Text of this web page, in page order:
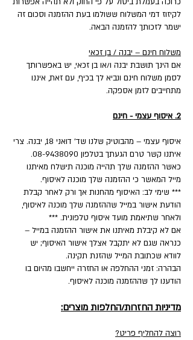
לקיזוז דמי המשלוח ששולמו בעת ההזמנה וסכום זה
ישמר לזכותך להזמנה הבאה.
משלוח חינם – יבנה / בן זכאי
אם הינך תושבת יבנה ו/או בן זכאי, יש באפשרותך
לסמן משלוח חינם ונביא לך בכיף, עם זאת, איננו
מתחייבים לזמן אספקה.
2. איסוף עצמי - חינם
איסוף עצמי – מהבוטיק שלנו שד' דואני 18, יבנה. צרי
איתנו קשר טרם הגעתך בטלפון 08-9438090.
כאשר ההזמנה שלך תהייה מוכנה תישלח מאיתנו
מייל המאשר כי ההזמנה שלך מוכנה לאיסוף.
*** שימי לב: האיסוף מהחנות אך ורק לאחר קבלת
הודעת אישור במייל שההזמנה שלך מוכנה לאיסוף,
ולאחר שתיאמת מועד איסוף טלפונית. ***
אם לא קיבלת מאיתנו את אישור ההזמנה במייל –
כנראה שגם לא יתקבל אצלך אישור האיסוף; יש
לוודא שכתובת המייל שהזנת תקינה.
הבהרה: זמני ההחלפה או החזרה ייחשבו מהיום בו
הודענו לך שההזמנה מוכנה לאיסוף.
מדיניות החזרות/החלפות מוצרים:
רוצה להחליף פריט?